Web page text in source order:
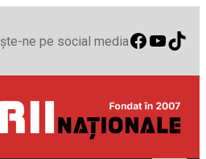
ne pe social media